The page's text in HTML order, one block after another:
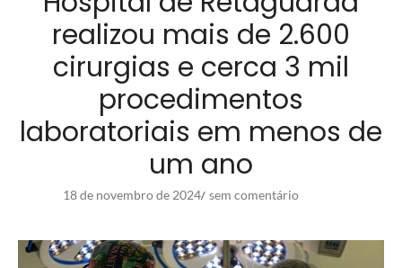
realizou mais de 2.600
cirurgias e cerca 3 mil
procedimentos
laboratoriais em menos de
um ano
18 de novembro de 2024/ sem comentário